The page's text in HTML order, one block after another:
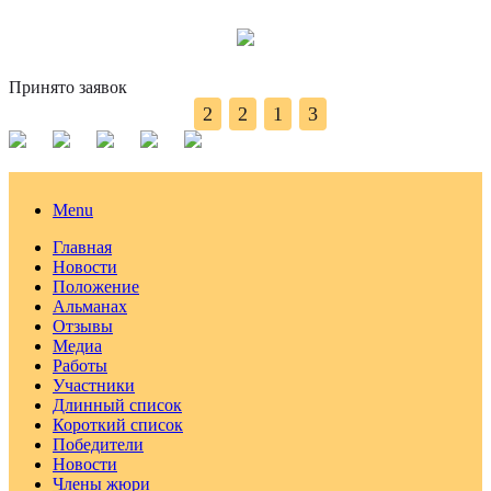
Принято заявок
2 2 1 3
Menu
Главная
Новости
Положение
Альманах
Отзывы
Медиа
Работы
Участники
Длинный список
Короткий список
Победители
Новости
Члены жюри